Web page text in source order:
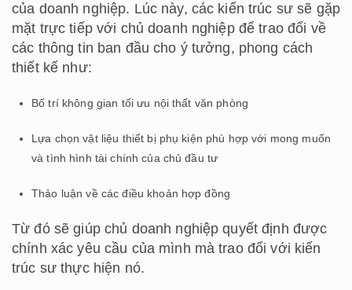
của doanh nghiệp. Lúc này, các kiến trúc sư sẽ gặp
mặt trực tiếp với chủ doanh nghiệp để trao đổi về
các thông tin ban đầu cho ý tưởng, phong cách
thiết kế như:
Bố trí không gian tối ưu nội thất văn phòng
Lựa chọn vật liệu thiết bị phụ kiện phù hợp với mong muốn
và tình hình tài chính của chủ đầu tư
Thảo luận về các điều khoản hợp đồng
Từ đó sẽ giúp chủ doanh nghiệp quyết định được
chính xác yêu cầu của mình mà trao đổi với kiến
trúc sư thực hiện nó.